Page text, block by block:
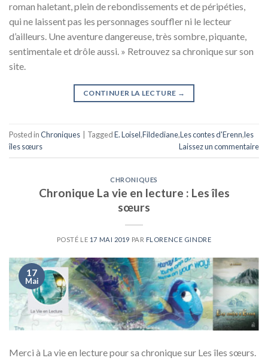
roman haletant, plein de rebondissements et de péripéties,
qui ne laissent pas les personnages souffler ni le lecteur
d’ailleurs. Une aventure dangereuse, très sombre, piquante,
sentimentale et drôle aussi. » Retrouvez sa chronique sur son
site.
CONTINUER LA LECTURE →
Posted inChroniques TaggedE. Loisel,Fildediane,Les contes d'Erenn,les
îles sœurs
Laissez un commentaire
CHRONIQUES
Chronique La vie en lecture : Les îles
sœurs
POSTÉ LE 17 MAI 2019 PAR FLORENCE GINDRE
17
Mai
Merci à La vie en lecture pour sa chronique sur Les îles sœurs.